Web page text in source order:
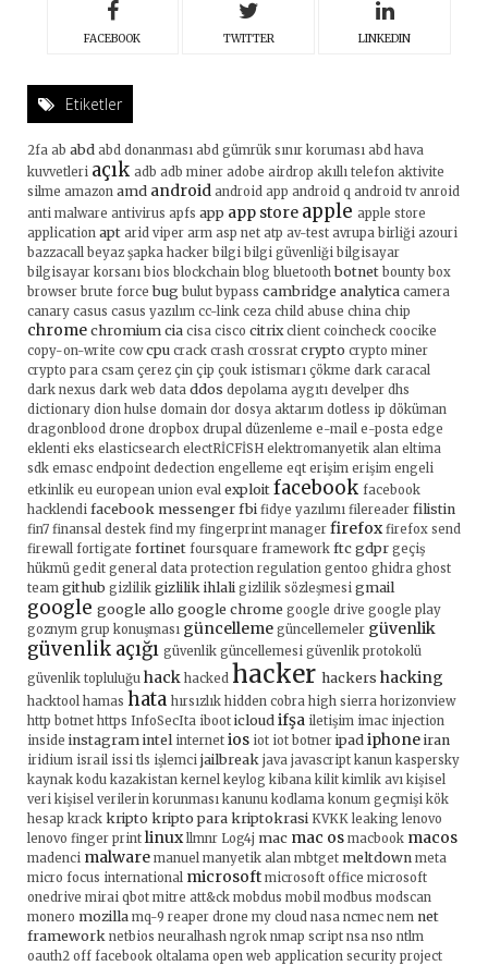
FACEBOOK TWITTER LINKEDIN
Etiketler
2fa ab abd abd donanması abd gümrük sınır koruması abd hava
kuvvetleri açık adb adb miner adobe airdrop akıllı telefon aktivite
silme amazon amd android android app android q android tv anroid
anti malware antivirus apfs app app store apple apple store
application apt arid viper arm asp net atp av-test avrupa birliği azouri
bazzacall beyaz şapka hacker bilgi bilgi güvenliği bilgisayar
bilgisayar korsanı bios blockchain blog bluetooth botnet bounty box
browser brute force bug bulut bypass cambridge analytica camera
canary casus casus yazılım cc-link ceza child abuse china chip
chrome chromium cia cisa cisco citrix client coincheck coocike
copy-on-write cow cpu crack crash crossrat crypto crypto miner
crypto para csam çerez çin çip çouk istismarı çökme dark caracal
dark nexus dark web data ddos depolama aygıtı develper dhs
dictionary dion hulse domain dor dosya aktarım dotless ip döküman
dragonblood drone dropbox drupal düzenleme e-mail e-posta edge
eklenti eks elasticsearch electRİCFİSH elektromanyetik alan eltima
sdk emasc endpoint dedection engelleme eqt erişim erişim engeli
etkinlik eu european union eval exploit facebook facebook
hacklendi facebook messenger fbi fidye yazılımı filereader filistin
fin7 finansal destek find my fingerprint manager firefox firefox send
firewall fortigate fortinet foursquare framework ftc gdpr geçiş
hükmü gedit general data protection regulation gentoo ghidra ghost
team github gizlilik gizlilik ihlali gizlilik sözleşmesi gmail
google google allo google chrome google drive google play
goznym grup konuşması güncelleme güncellemeler güvenlik
güvenlik açığı güvenlik güncellemesi güvenlik protokolü
güvenlik topluluğu hack hacked hacker hackers hacking
hacktool hamas hata hırsızlık hidden cobra high sierra horizonview
http botnet https InfoSecIta iboot icloud ifşa iletişim imac injection
inside instagram intel internet ios iot iot botner ipad iphone iran
iridium israil issi tls işlemci jailbreak java javascript kanun kaspersky
kaynak kodu kazakistan kernel keylog kibana kilit kimlik avı kişisel
veri kişisel verilerin korunması kanunu kodlama konum geçmişi kök
hesap krack kripto kripto para kriptokrasi KVKK leaking lenovo
lenovo finger print linux llmnr Log4j mac mac os macbook macos
madenci malware manuel manyetik alan mbtget meltdown meta
micro focus international microsoft microsoft office microsoft
onedrive mirai qbot mitre att&ck mobdus mobil modbus modscan
monero mozilla mq-9 reaper drone my cloud nasa ncmec nem net
framework netbios neuralhash ngrok nmap script nsa nso ntlm
oauth2 off facebook oltalama open web application security project